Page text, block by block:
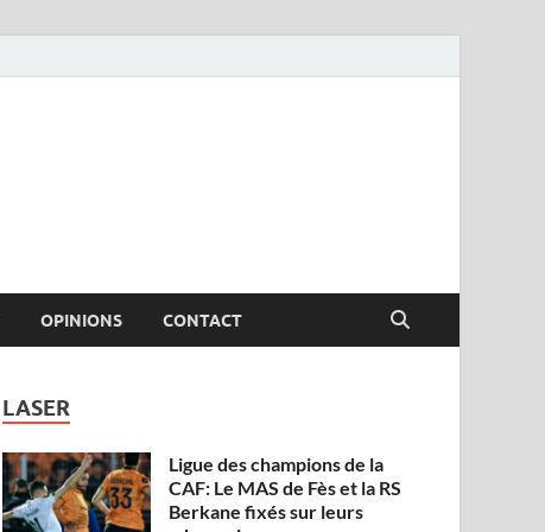
OPINIONS CONTACT
LASER
Ligue des champions de la
CAF: Le MAS de Fès et la RS
Berkane fixés sur leurs